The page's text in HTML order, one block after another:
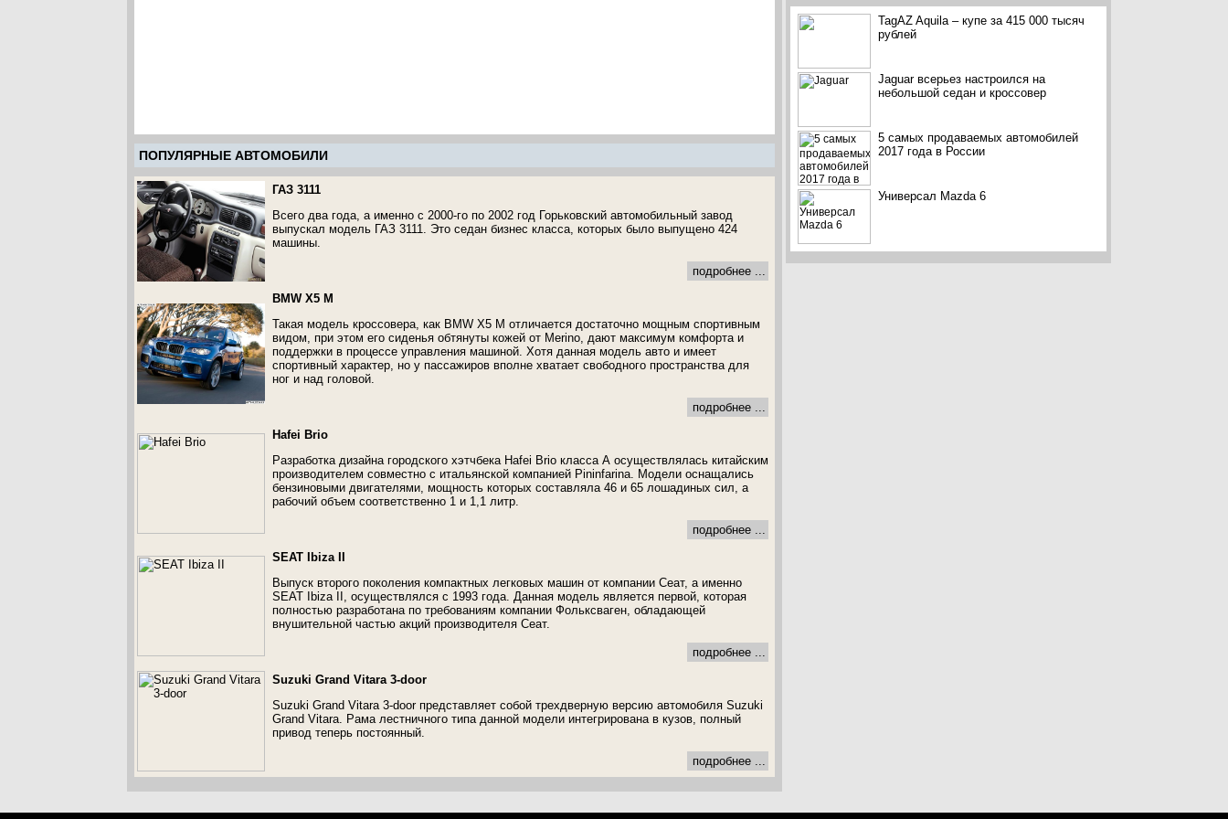
ПОПУЛЯРНЫЕ АВТОМОБИЛИ
ГАЗ 3111
Всего два года, а именно с 2000-го по 2002 год Горьковский автомобильный завод
выпускал модель ГАЗ 3111. Это седан бизнес класса, которых было выпущено 424
машины.
подробнее ...
BMW X5 M
Такая модель кроссовера, как BMW X5 M отличается достаточно мощным спортивным
видом, при этом его сиденья обтянуты кожей от Merino, дают максимум комфорта и
поддержки в процессе управления машиной. Хотя данная модель авто и имеет
спортивный характер, но у пассажиров вполне хватает свободного пространства для
ног и над головой.
подробнее ...
Hafei Brio
Разработка дизайна городского хэтчбека Hafei Brio класса А осуществлялась китайским
производителем совместно с итальянской компанией Pininfarina. Модели оснащались
бензиновыми двигателями, мощность которых составляла 46 и 65 лошадиных сил, а
рабочий объем соответственно 1 и 1,1 литр.
подробнее ...
SEAT Ibiza II
Выпуск второго поколения компактных легковых машин от компании Сеат, а именно
SEAT Ibiza II, осуществлялся с 1993 года. Данная модель является первой, которая
полностью разработана по требованиям компании Фольксваген, обладающей
внушительной частью акций производителя Сеат.
подробнее ...
Suzuki Grand Vitara 3-door
Suzuki Grand Vitara 3-door представляет собой трехдверную версию автомобиля Suzuki
Grand Vitara. Рама лестничного типа данной модели интегрирована в кузов, полный
привод теперь постоянный.
подробнее ...
TagAZ Aquila – купе за 415 000 тысяч
рублей
Jaguar всерьез настроился на
небольшой седан и кроссовер
5 самых продаваемых автомобилей
2017 года в России
Универсал Mazda 6